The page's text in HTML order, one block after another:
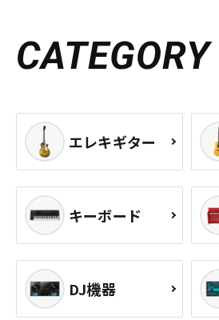
CATEGORY
エレキギター
キーボード
DJ機器